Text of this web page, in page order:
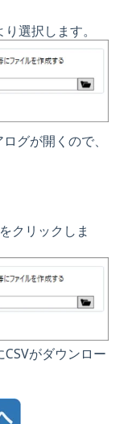
選択します。
グが開くので、
クリックしま
がダウンロー